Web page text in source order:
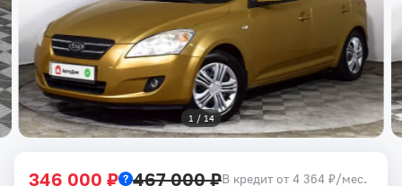
1 / 14
346 000 ₽ 467 000 ₽В кредит от 4 364 ₽/мес.